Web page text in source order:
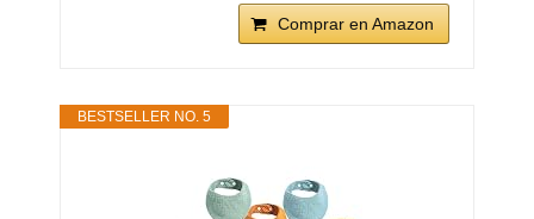
Comprar en Amazon
BESTSELLER NO. 5